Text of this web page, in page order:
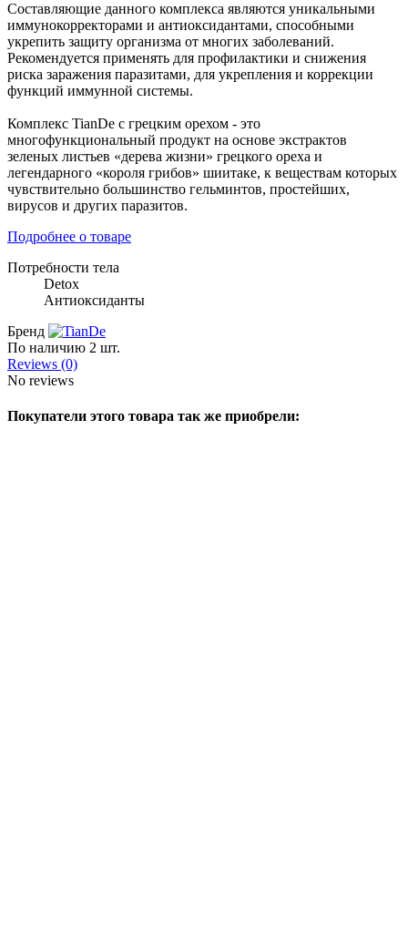
Составляющие данного комплекса являются уникальными
иммунокорректорами и антиоксидантами, способными
укрепить защиту организма от многих заболеваний.
Рекомендуется применять для профилактики и снижения
риска заражения паразитами, для укрепления и коррекции
функций иммунной системы.
Комплекс TianDe с грецким орехом - это
многофункциональный продукт на основе экстрактов
зеленых листьев «дерева жизни» грецкого ореха и
легендарного «короля грибов» шиитаке, к веществам которых
чувствительно большинство гельминтов, простейших,
вирусов и других паразитов.
Подробнее о товаре
Потребности тела
Detox
Антиоксиданты
Бренд
По наличию 2 шт.
Reviews (0)
No reviews
Покупатели этого товара так же приобрели: